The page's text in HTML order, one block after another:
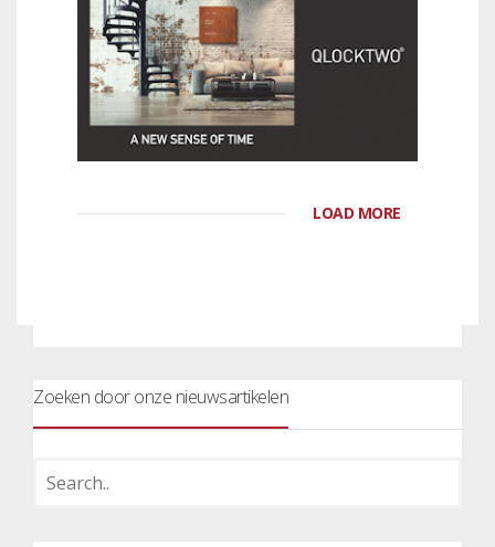
LOAD MORE
Zoeken door onze nieuwsartikelen